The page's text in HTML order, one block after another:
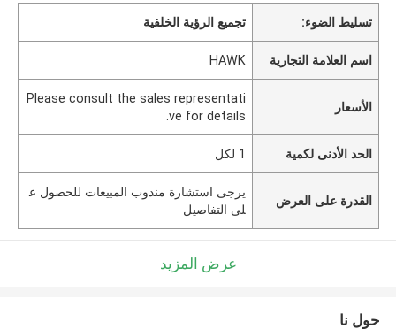
تسليط الضوء: تجميع الرؤية الخلفية
اسم العلامة التجارية HAWK
الأسعار
Please consult the sales representati
ve for details.
الحد الأدنى لكمية 1 لكل
القدرة على العرض
يرجى استشارة مندوب المبيعات للحصول ع
لى التفاصيل
عرض المزيد
حول نا